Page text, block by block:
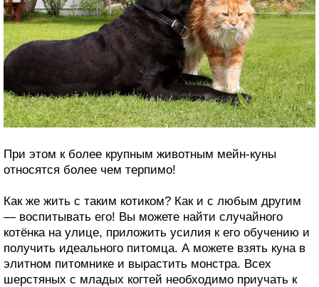
При этом к более крупным животным мейн-куны
относятся более чем терпимо!
Как же жить с таким котиком? Как и с любым другим
— воспитывать его! Вы можете найти случайного
котёнка на улице, приложить усилия к его обучению и
получить идеального питомца. А можете взять куна в
элитном питомнике и вырастить монстра. Всех
шерстяных с младых когтей необходимо приучать к